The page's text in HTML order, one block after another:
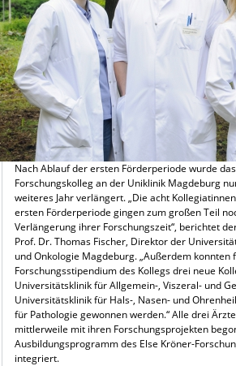
Nach Ablauf der ersten Förderperiode wurde
Forschungskolleg an der Uniklinik Magdeburg
weiteres Jahr verlängert. „Die acht
ersten Förderperiode gingen zum großen Teil
Verlängerung ihrer Forschungszeit“, berichtet
Prof. Dr. Thomas Fischer, Direktor der
und Onkologie Magdeburg. „Außerdem konnten
Forschungsstipendium des Kollegs drei neue
Universitätsklinik für Allgemein-, Viszeral- und
Universitätsklinik für Hals-, Nasen- und
für Pathologie gewonnen werden.“ Alle drei
mittlerweile mit ihren Forschungsprojekten
Ausbildungsprogramm des Else Kröner-
integriert.